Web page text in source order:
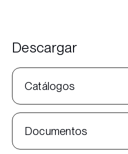
Descargar
Catálogos
Documentos